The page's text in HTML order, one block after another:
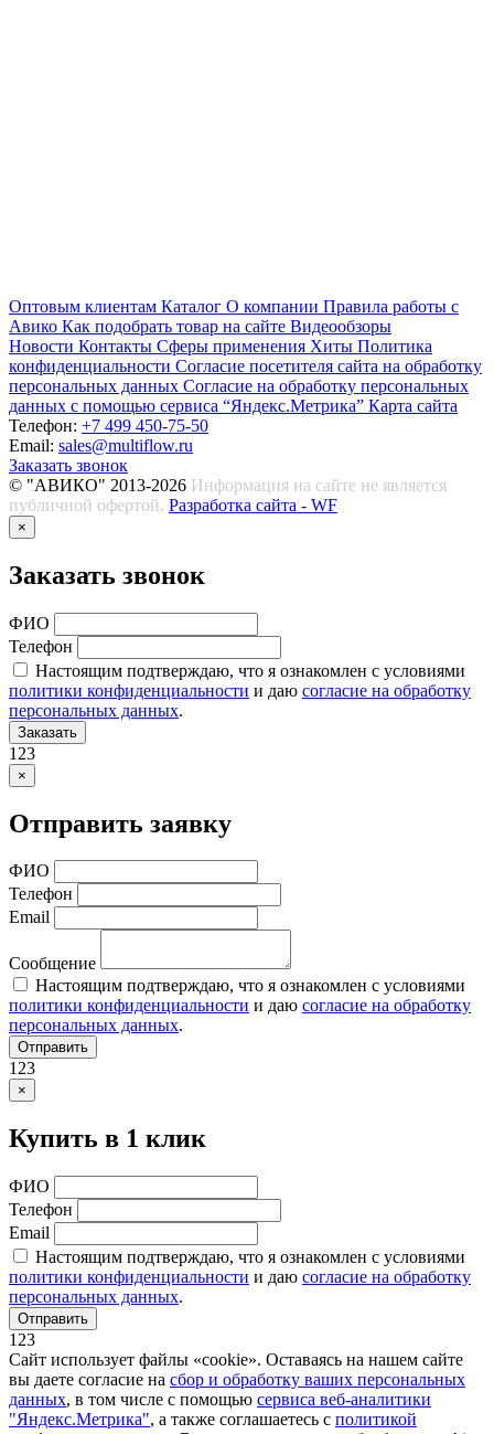
Оптовым клиентам Каталог О компании Правила работы с
Авико Как подобрать товар на сайте Видеообзоры
Новости Контакты Сферы применения Хиты Политика
конфиденциальности Согласие посетителя сайта на обработку
персональных данных Согласие на обработку персональных
данных с помощью сервиса “Яндекс.Метрика” Карта сайта
Телефон: +7 499 450-75-50
Email: sales@multiflow.ru
Заказать звонок
© "АВИКО" 2013-2026 Информация на сайте не является
публичной офертой. Разработка сайта - WF
×
Заказать звонок
ФИО
Телефон
Настоящим подтверждаю, что я ознакомлен с условиями
политики конфиденциальности и даю согласие на обработку
персональных данных.
Заказать
123
×
Отправить заявку
ФИО
Телефон
Email
Сообщение
Настоящим подтверждаю, что я ознакомлен с условиями
политики конфиденциальности и даю согласие на обработку
персональных данных.
Отправить
123
×
Купить в 1 клик
ФИО
Телефон
Email
Настоящим подтверждаю, что я ознакомлен с условиями
политики конфиденциальности и даю согласие на обработку
персональных данных.
Отправить
123
Сайт использует файлы «cookie». Оставаясь на нашем сайте
вы даете согласие на сбор и обработку ваших персональных
данных, в том числе с помощью сервиса веб-аналитики
"Яндекс.Метрика", а также соглашаетесь с политикой